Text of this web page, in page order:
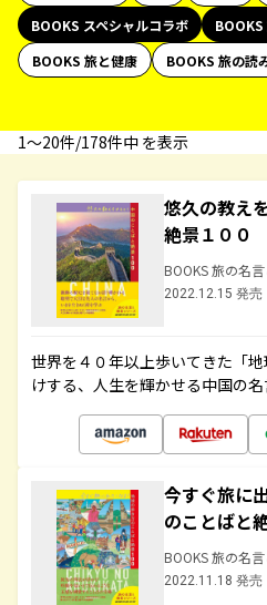
BOOKS スペシャルコラボ
BOOKS
BOOKS 旅と健康
BOOKS 旅の読
1〜20件/178件中 を表示
悠久の教え
絶景１００
BOOKS 旅の名
2022.12.15 発売
世界を４０年以上歩いてきた「
けする、人生を輝かせる中国の
今すぐ旅に
のことばと
BOOKS 旅の名
2022.11.18 発売